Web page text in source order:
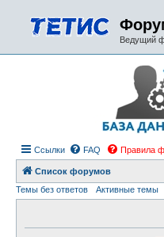
Ведущий
Ссылки FAQ Правила
Список форумов
Темы без ответов
Активные темы